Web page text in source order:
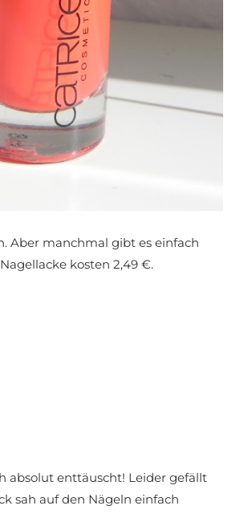
Aber manchmal gibt es einfach
kosten 2,49 €.
absolut enttäuscht! Leider gefällt
sah auf den Nägeln einfach